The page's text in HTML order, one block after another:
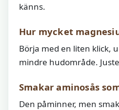
känns.
Hur mycket
Börja med en liten klick,
mindre hudområde.
Smakar aminosås
Den påminner, men